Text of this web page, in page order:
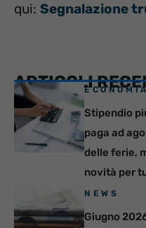
qui: Segnalazione
ARTICOLIECONOMIA
Stipendio
paga ad
delle ferie,
novità per
NEWS
Giugno